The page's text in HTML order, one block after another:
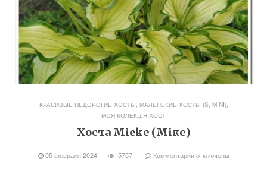
КРАСИВЫЕ НЕДОРОГИЕ ХОСТЫ, МАЛЕНЬКИЕ ХОСТЫ (S, MINI),
МОЯ КОЛЕКЦІЯ ХОСТ
Хоста Mieke (Міке)
05 февраля 2024 5757 Комментарииотключены